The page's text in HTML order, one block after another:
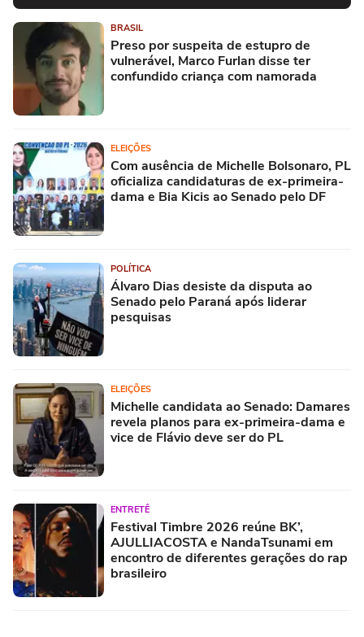
BRASIL
Preso por suspeita de estupro de
vulnerável, Marco Furlan disse ter
confundido criança com namorada
ELEIÇÕES
Com ausência de Michelle Bolsonaro, PL
oficializa candidaturas de ex-primeira-
dama e Bia Kicis ao Senado pelo DF
POLÍTICA
Álvaro Dias desiste da disputa ao
Senado pelo Paraná após liderar
pesquisas
ELEIÇÕES
Michelle candidata ao Senado: Damares
revela planos para ex-primeira-dama e
vice de Flávio deve ser do PL
ENTRETÊ
Festival Timbre 2026 reúne BK’,
AJULLIACOSTA e NandaTsunami em
encontro de diferentes gerações do rap
brasileiro